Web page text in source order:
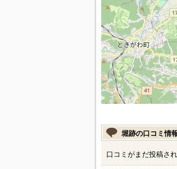
堀跡の口コミ情
口コミがまだ投稿さ